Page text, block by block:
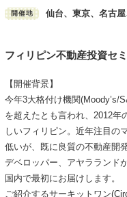
仙台、東京、名古
フィリピン不動産投資セ
【開催背景】
今年3大格付け機関(Moody’s/
を超えたとも言われ、2012年
しいフィリピン。近年注目の
低いが、既に良質の不動産開
デベロッパー、アヤラランド
国内で最初にお届けします。
ご紹介するサーキットワン